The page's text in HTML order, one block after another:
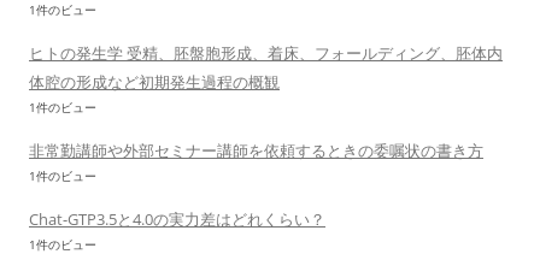
1件のビュー
ヒトの発生学 受精、胚盤胞形成、着床、フォールディング、胚体内
体腔の形成など初期発生過程の概観
1件のビュー
非常勤講師や外部セミナー講師を依頼するときの委嘱状の書き方
1件のビュー
Chat-GTP3.5と4.0の実力差はどれくらい？
1件のビュー